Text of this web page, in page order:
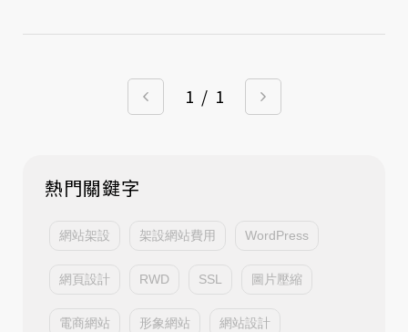
1 / 1
熱門關鍵字
網站架設 架設網站費用 WordPress
網頁設計 RWD SSL 圖片壓縮
電商網站 形象網站 網站設計